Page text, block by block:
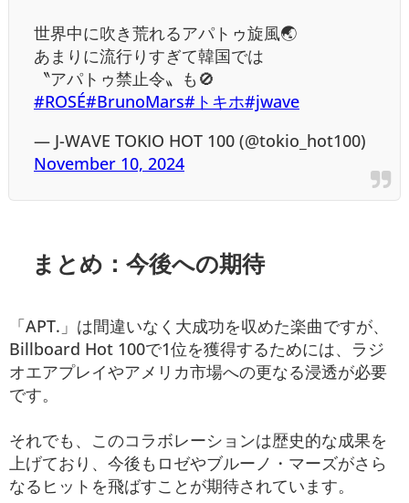
世界中に吹き荒れるアパトゥ旋風🌏
あまりに流行りすぎて韓国では
〝アパトゥ禁止令〟も🚫
#ROSÉ#BrunoMars#トキホ#jwave
— J-WAVE TOKIO HOT 100 (@tokio_hot100)
November 10, 2024
まとめ：今後への期待
「APT.」は間違いなく大成功を収めた楽曲ですが、
Billboard Hot 100で1位を獲得するためには、ラジ
オエアプレイやアメリカ市場への更なる浸透が必要
です。
それでも、このコラボレーションは歴史的な成果を
上げており、今後もロゼやブルーノ・マーズがさら
なるヒットを飛ばすことが期待されています。